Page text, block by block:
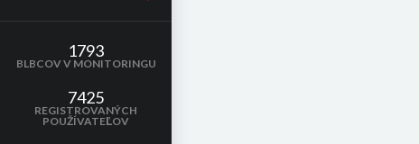
1793
BLBCOV V MONITORINGU
7425
REGISTROVANÝCH
POUŽÍVATEĽOV